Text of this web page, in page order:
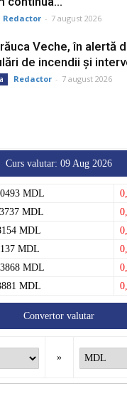
Redactor - 7 august 2026
Veche, în alertă
de incendii și
Redactor - 7 august 2026
Curs valutar: 09 Aug 2026
MDL
MDL
MDL
MDL
MDL
MDL
Convertor valutar
»